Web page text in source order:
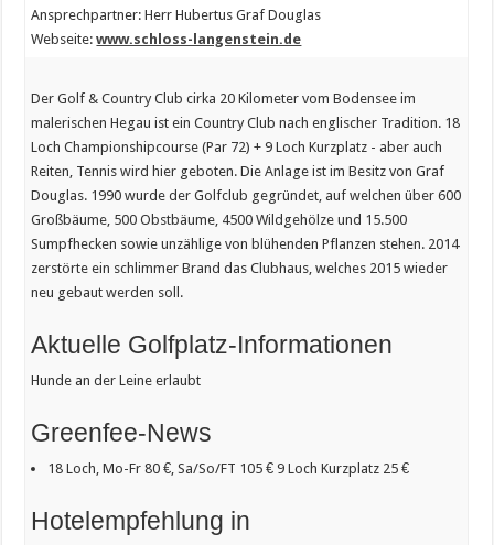
Ansprechpartner: Herr Hubertus Graf Douglas
Webseite:www.schloss-langenstein.de
Der Golf & Country Club cirka 20 Kilometer vom Bodensee im
malerischen Hegau ist ein Country Club nach englischer Tradition. 18
Loch Championshipcourse (Par 72) + 9 Loch Kurzplatz - aber auch
Reiten, Tennis wird hier geboten. Die Anlage ist im Besitz von Graf
Douglas. 1990 wurde der Golfclub gegründet, auf welchen über 600
Großbäume, 500 Obstbäume, 4500 Wildgehölze und 15.500
Sumpfhecken sowie unzählige von blühenden Pflanzen stehen. 2014
zerstörte ein schlimmer Brand das Clubhaus, welches 2015 wieder
neu gebaut werden soll.
Aktuelle Golfplatz-Informationen
Hunde an der Leine erlaubt
Greenfee-News
18 Loch, Mo-Fr 80 €, Sa/So/FT 105 € 9 Loch Kurzplatz 25 €
Hotelempfehlung in